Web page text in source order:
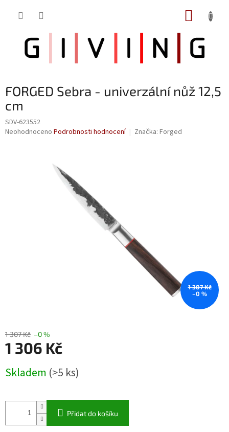
FORGED Sebra - univerzální nůž 12,5
cm
SDV-623552
Průměrné
Neohodnoceno Podrobnosti hodnocení Značka: Forged
1 307 Kč
–0 %
1 307 Kč –0 %
1 306 Kč
cena:
Skladem (>5 ks)
Přidat do košíku